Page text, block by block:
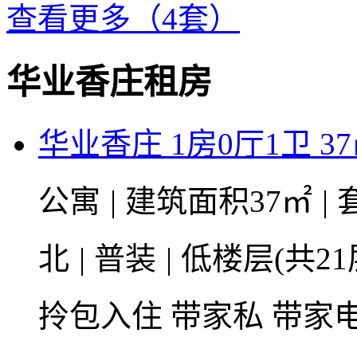
查看更多（4套）
华业香庄租房
华业香庄 1房0厅1卫
公寓 | 建筑面积37㎡ |
北 | 普装 | 低楼层(共
拎包入住 带家私 带家